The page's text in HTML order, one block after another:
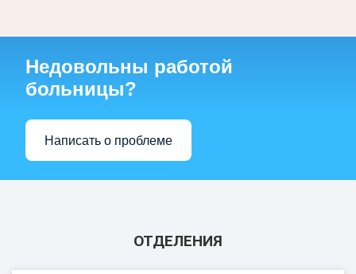
Недовольны работой
больницы?
Написать о проблеме
ОТДЕЛЕНИЯ